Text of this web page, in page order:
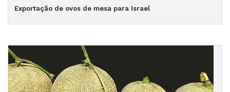
Exportação de ovos de mesa para Israel